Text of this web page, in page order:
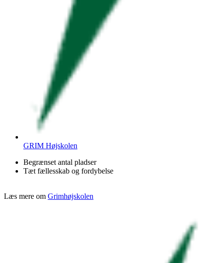
GRIM Højskolen
Begrænset antal pladser
Tæt fællesskab og fordybelse
Læs mere om Grimhøjskolen